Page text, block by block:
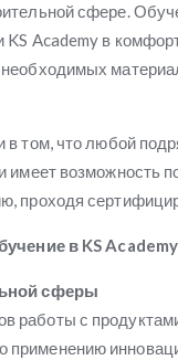
сфере.
KS Academy в
в том, что любой
имеет возможность
проходя
в KS
сферы
работы с
применению